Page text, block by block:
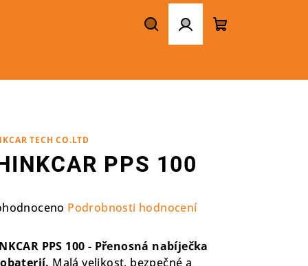
HledatPřihlášení
košík
TECH CO.LTD
PPS 100
Podrobnosti hodnocení
PPS 100 - Přenosná nabíječka
Malá velikost, bezpečné a